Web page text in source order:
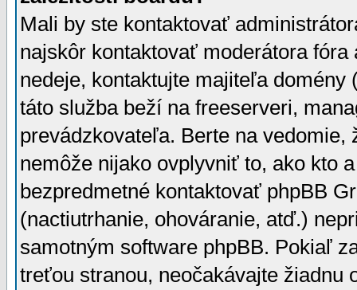
Mali by ste kontaktovať
najskôr kontaktovať moderátora
nedeje, kontaktujte majiteľa
táto služba beží na freeserveri,
prevádzkovateľa. Berte na vedomie,
nemôže nijako ovplyvniť to, ako kto
bezpredmetné kontaktovať phpBB
(nactiutrhanie, ohováranie, atď.)
samotným software phpBB. Pokiaľ
treťou stranou, neočakávajte žiadnu